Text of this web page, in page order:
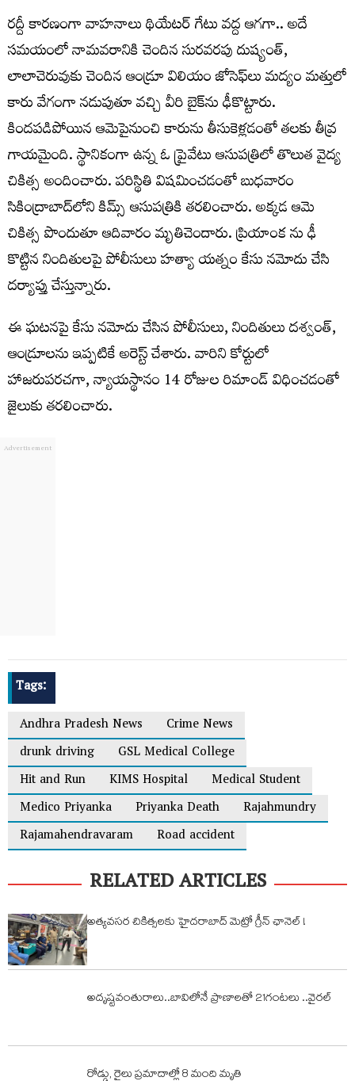
రద్దీ కారణంగా వాహనాలు థియేటర్‌ గేటు వద్ద ఆగగా.. అదే
సమయంలో నామవరానికి చెందిన సురవరపు దుష్యంత్,
లాలాచెరువుకు చెందిన ఆండ్రూ విలియం జోసెఫ్‌లు మద్యం మత్తులో
కారు వేగంగా నడుపుతూ వచ్చి వీరి బైక్‌ను ఢీకొట్టారు.
కిందపడిపోయిన ఆమెపైనుంచి కారును తీసుకెళ్లడంతో తలకు తీవ్ర
గాయమైంది. స్థానికంగా ఉన్న ఓ ప్రైవేటు ఆసుపత్రిలో తొలుత వైద్య
చికిత్స అందించారు. పరిస్థితి విషమించడంతో బుధవారం
సికింద్రాబాద్‌లోని కిమ్స్‌ ఆసుపత్రికి తరలించారు. అక్కడ ఆమె
చికిత్స పొందుతూ ఆదివారం మృతిచెందారు. ప్రియాంక ను ఢీ
కొట్టిన నిందితులపై పోలీసులు హత్యా యత్నం కేసు నమోదు చేసి
దర్యాప్తు చేస్తున్నారు.
ఈ ఘటనపై కేసు నమోదు చేసిన పోలీసులు, నిందితులు దశ్వంత్,
ఆండ్రూలను ఇప్పటికే అరెస్ట్ చేశారు. వారిని కోర్టులో
హాజరుపరచగా, న్యాయస్థానం 14 రోజుల రిమాండ్ విధించడంతో
జైలుకు తరలించారు.
Tags:
Andhra Pradesh News
Crime News
drunk driving
GSL Medical College
Hit and Run
KIMS Hospital
Medical Student
Medico Priyanka
Priyanka Death
Rajahmundry
Rajamahendravaram
Road accident
RELATED ARTICLES
అత్యవసర చికిత్సలకు హైదరాబాద్ మెట్రో గ్రీన్ ఛానెల్ !
అదృష్టవంతురాలు..బావిలోనే ప్రాణాలతో 21గంటలు ..వైరల్
రోడ్డు, రైలు ప్రమాదాల్లో 8 మంది మృతి